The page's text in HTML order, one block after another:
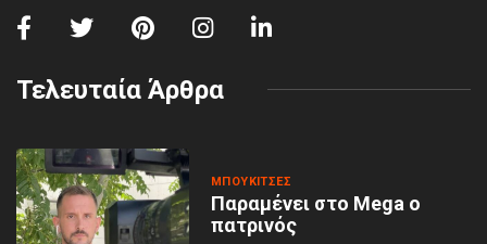
Τελευταία Άρθρα
MΠΟΥΚΊΤΣΕΣ
Παραμένει στο Mega ο
πατρινός